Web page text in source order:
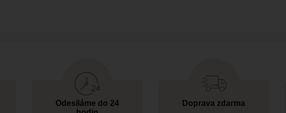
Odesíláme do 24
Doprava zdarma